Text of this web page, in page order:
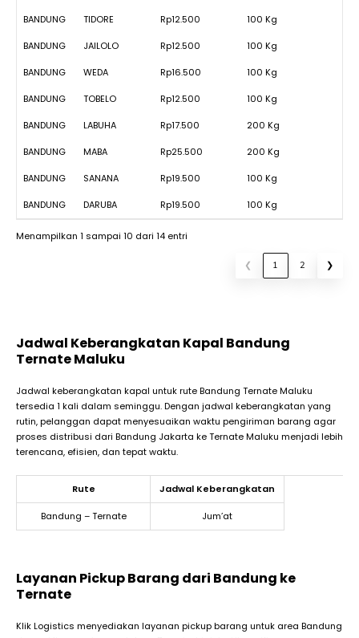
BANDUNG TIDORE Rp12.500 100 Kg
BANDUNG JAILOLO Rp12.500 100 Kg
BANDUNG WEDA Rp16.500 100 Kg
BANDUNG TOBELO Rp12.500 100 Kg
BANDUNG LABUHA Rp17.500 200 Kg
BANDUNG MABA Rp25.500 200 Kg
BANDUNG SANANA Rp19.500 100 Kg
BANDUNG DARUBA Rp19.500 100 Kg
Menampilkan 1 sampai 10 dari 14 entri
❮ 1 2 ❯
Jadwal Keberangkatan Kapal Bandung
Ternate Maluku
Jadwal keberangkatan kapal untuk rute Bandung Ternate Maluku
tersedia 1 kali dalam seminggu. Dengan jadwal keberangkatan yang
rutin, pelanggan dapat menyesuaikan waktu pengiriman barang agar
proses distribusi dari Bandung Jakarta ke Ternate Maluku menjadi lebih
terencana, efisien, dan tepat waktu.
Rute Jadwal Keberangkatan
Bandung – Ternate Jum’at
Layanan Pickup Barang dari Bandung ke
Ternate
Klik Logistics menyediakan layanan pickup barang untuk area Bandung